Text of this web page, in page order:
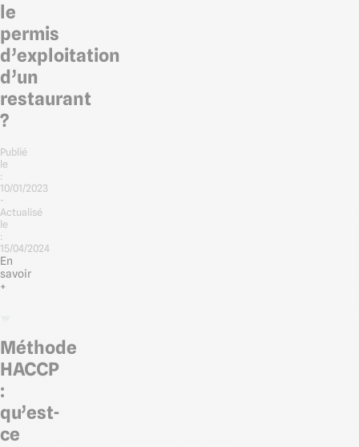
le
permis
d’exploitation
d’un
restaurant
?
Publié
le
:
10/01/2023
-
Actualisé
le
:
15/04/2024
En
savoir
+
Méthode
HACCP
:
qu’est-
ce